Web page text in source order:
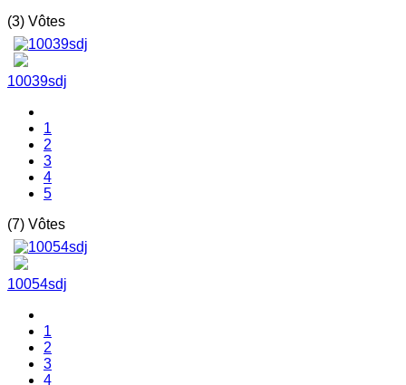
(3) Vôtes
10039sdj
1
2
3
4
5
(7) Vôtes
10054sdj
1
2
3
4